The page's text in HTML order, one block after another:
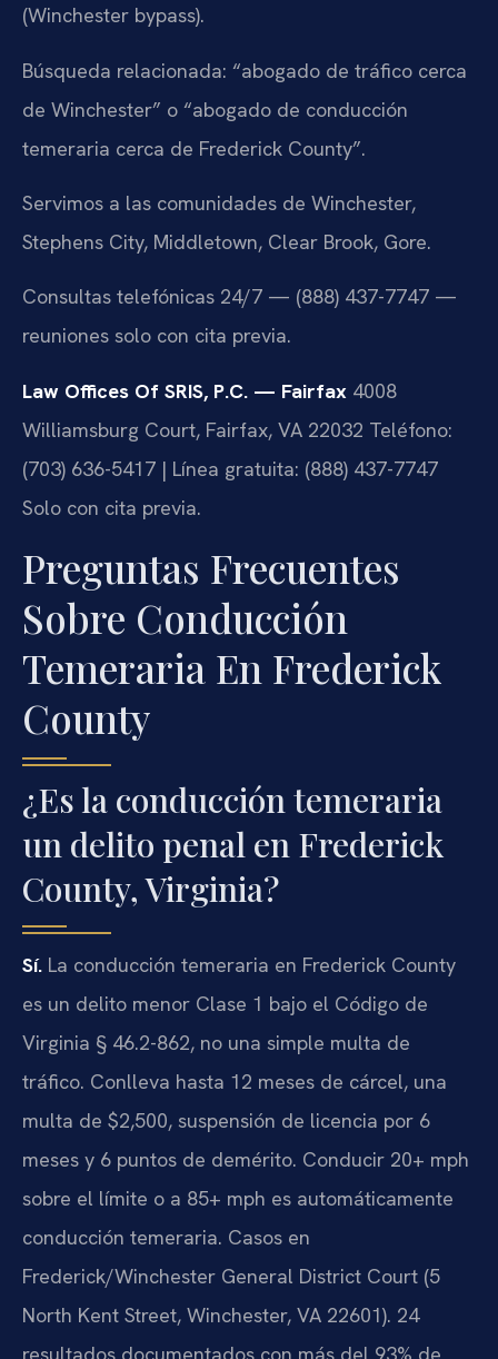
(Winchester bypass).
Búsqueda relacionada: “abogado de tráfico cerca
de Winchester” o “abogado de conducción
temeraria cerca de Frederick County”.
Servimos a las comunidades de Winchester,
Stephens City, Middletown, Clear Brook, Gore.
Consultas telefónicas 24/7 — (888) 437-7747 —
reuniones solo con cita previa.
Law Offices Of SRIS, P.C. — Fairfax 4008
Williamsburg Court, Fairfax, VA 22032 Teléfono:
(703) 636-5417 | Línea gratuita: (888) 437-7747
Solo con cita previa.
Preguntas Frecuentes
Sobre Conducción
Temeraria En Frederick
County
¿Es la conducción temeraria
un delito penal en Frederick
County, Virginia?
Sí. La conducción temeraria en Frederick County
es un delito menor Clase 1 bajo el Código de
Virginia § 46.2-862, no una simple multa de
tráfico. Conlleva hasta 12 meses de cárcel, una
multa de $2,500, suspensión de licencia por 6
meses y 6 puntos de demérito. Conducir 20+ mph
sobre el límite o a 85+ mph es automáticamente
conducción temeraria. Casos en
Frederick/Winchester General District Court (5
North Kent Street, Winchester, VA 22601). 24